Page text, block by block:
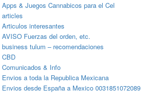
Apps & Juegos Cannabicos para el Cel
articles
Articulos interesantes
AVISO Fuerzas del orden, etc.
business tulum – recomendaciones
CBD
Comunicados & Info
Envios a toda la Republica Mexicana
Envios desde España a Mexico 0031851072089